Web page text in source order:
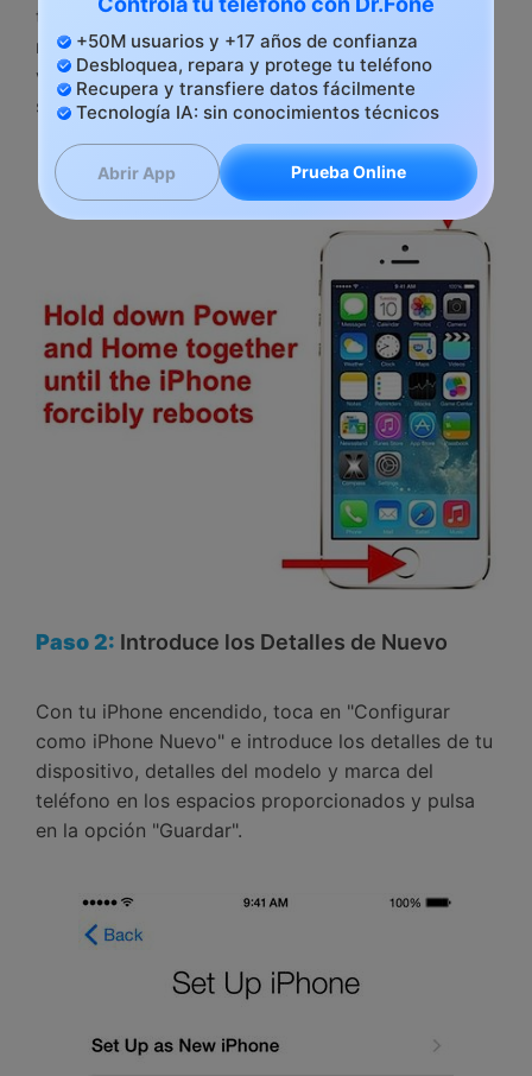
tanto el botón de encendido y el de inicio al
mismo tiempo y libéralos sólo después de que
veas el logotipo de Apple. Espera a que tu iPhone
se reinicie.
Paso 2: Introduce los Detalles de Nuevo
Con tu iPhone encendido, toca en "Configurar
como iPhone Nuevo" e introduce los detalles de tu
dispositivo, detalles del modelo y marca del
teléfono en los espacios proporcionados y pulsa
en la opción "Guardar".
+50M usuarios y +17 años de confianza
Desbloquea, repara y protege tu teléfono
Recupera y transfiere datos fácilmente
Tecnología IA: sin conocimientos técnicos
Abrir App Prueba Online